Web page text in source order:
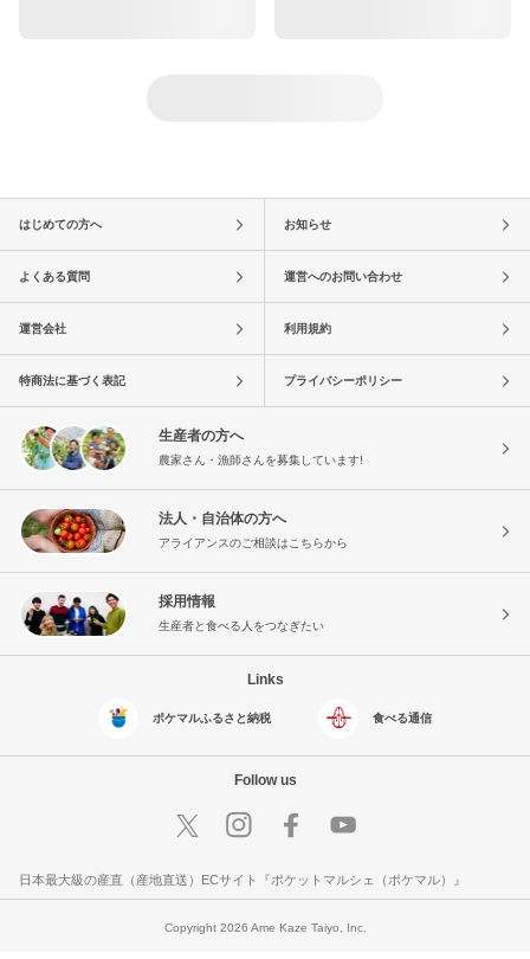
はじめての方へ お知らせ
よくある質問 運営へのお問い合わせ
運営会社 利用規約
特商法に基づく表記 プライバシーポリシー
生産者の方へ
農家さん・漁師さんを募集しています!
法人・自治体の方へ
アライアンスのご相談はこちらから
採用情報
生産者と食べる人をつなぎたい
Links
ポケマルふるさと納税 食べる通信
Follow us
日本最大級の産直（産地直送）ECサイト『ポケットマルシェ（ポケマル）』
Copyright 2026 Ame Kaze Taiyo, Inc.